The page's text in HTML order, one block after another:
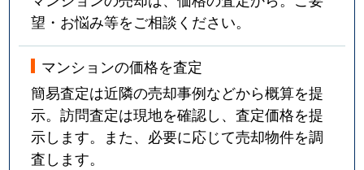
望・お悩み等をご相談ください。
マンションの価格を査定
簡易査定は近隣の売却事例などから概算を提
示。訪問査定は現地を確認し、査定価格を提
示します。また、必要に応じて売却物件を調
査します。